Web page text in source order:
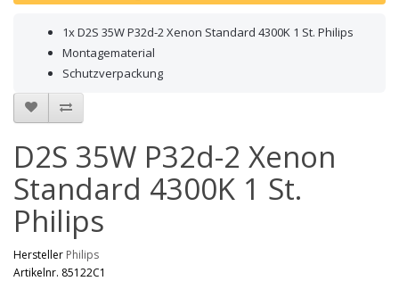
1x D2S 35W P32d-2 Xenon Standard 4300K 1 St. Philips
Montagematerial
Schutzverpackung
D2S 35W P32d-2 Xenon
Standard 4300K 1 St.
Philips
Hersteller Philips
Artikelnr. 85122C1